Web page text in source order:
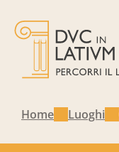
Home Luoghi